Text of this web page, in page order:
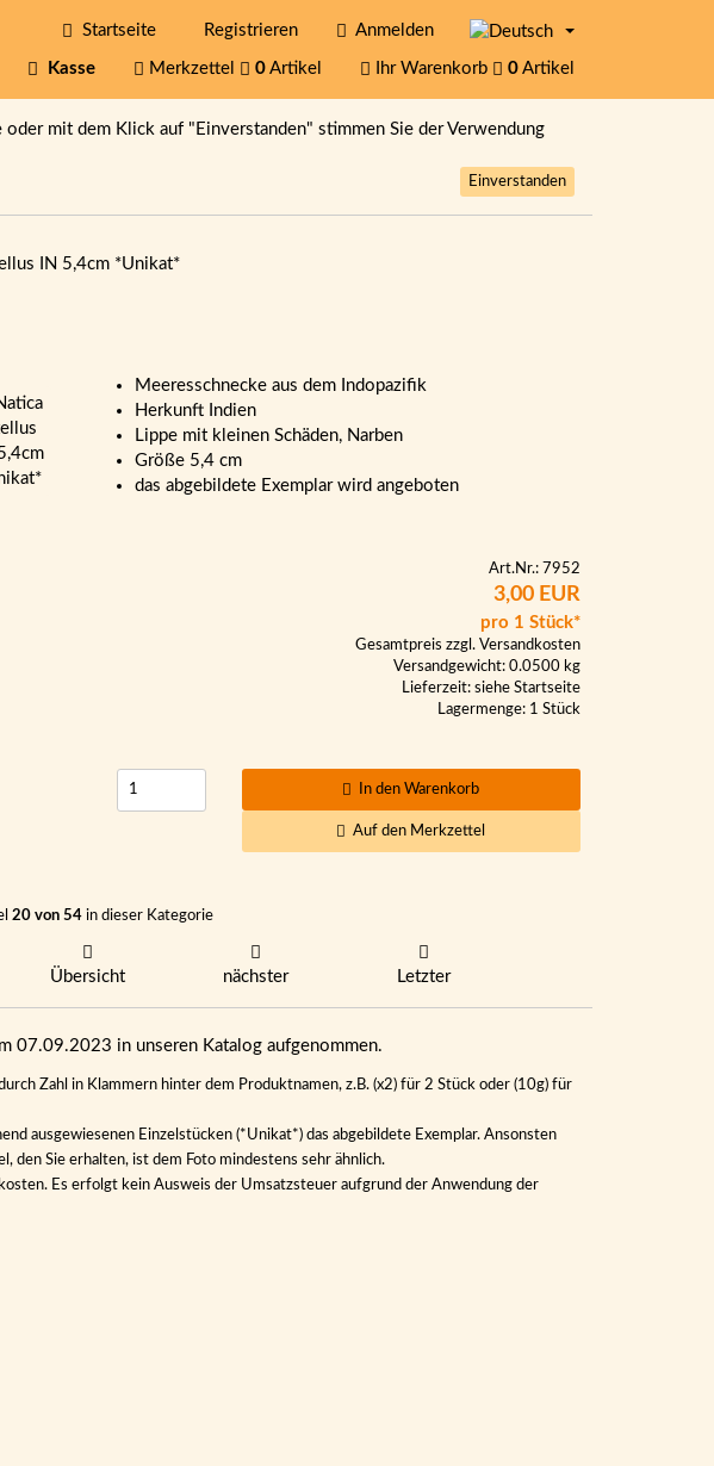
Startseite Registrieren Anmelden
Kasse Merkzettel 0 Artikel Ihr Warenkorb 0 Artikel
mit dem Klick auf "Einverstanden" stimmen Sie der Verwendung
Einverstanden
IN 5,4cm *Unikat*
Meeresschnecke aus dem Indopazifik
Herkunft Indien
Lippe mit kleinen Schäden, Narben
Größe 5,4 cm
das abgebildete Exemplar wird angeboten
Art.Nr.: 7952
3,00 EUR
pro 1 Stück*
Gesamtpreis zzgl. Versandkosten
Versandgewicht: 0.0500 kg
Lieferzeit: siehe Startseite
Lagermenge: 1 Stück
In den Warenkorb
Auf den Merkzettel
20 von 54in dieser Kategorie
Übersicht nächster Letzter
07.09.2023 in unseren Katalog aufgenommen.
Zahl in Klammern hinter dem Produktnamen, z.B. (x2) für 2 Stück oder (10g) für
ausgewiesenen Einzelstücken (*Unikat*) das abgebildete Exemplar. Ansonsten
den Sie erhalten, ist dem Foto mindestens sehr ähnlich.
Es erfolgt kein Ausweis der Umsatzsteuer aufgrund der Anwendung der